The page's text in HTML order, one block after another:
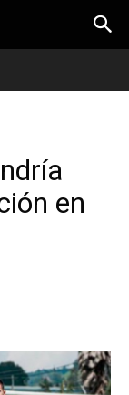
en